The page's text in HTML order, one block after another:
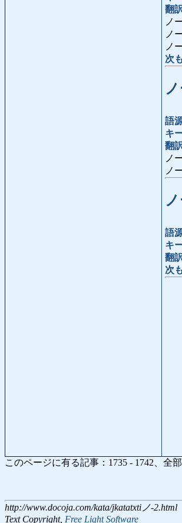
翻
ノ
ノ
ノ
次
語
キ
翻
ノ
ノ
語
キ
翻
次
このページに有る記事：1735 - 1742、全
http://www.docoja.com/kata/jkatatxtiノ-2.html
Text Copyright, Free Light Software